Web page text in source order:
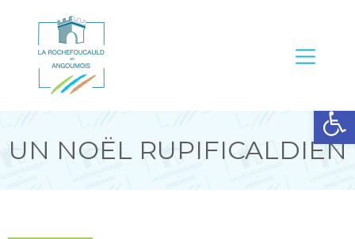
Ouvrir la barre d’outils
UN NOËL RUPIFICALDIEN